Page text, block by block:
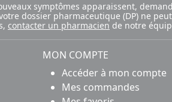
symptômes apparaissent,
dossier pharmaceutique (DP) ne
contacter un pharmacien de notre
MON COMPTE
Accéder à mon compte
Mes commandes